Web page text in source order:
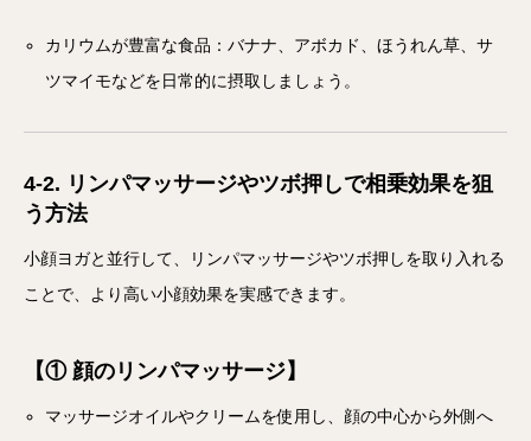
カリウムが豊富な食品：バナナ、アボカド、ほうれん草、サ
ツマイモなどを日常的に摂取しましょう。
4-2. リンパマッサージやツボ押しで相乗効果を狙
う方法
小顔ヨガと並行して、リンパマッサージやツボ押しを取り入れる
ことで、より高い小顔効果を実感できます。
【① 顔のリンパマッサージ】
マッサージオイルやクリームを使用し、顔の中心から外側へ